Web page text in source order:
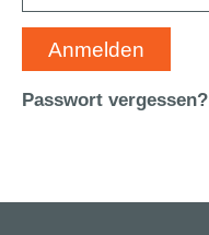
Anmelden
Passwort vergessen?